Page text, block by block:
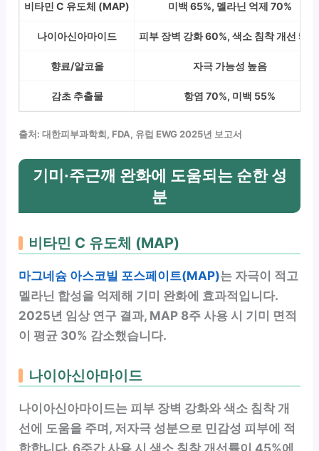
비타민 C 유도체 (MAP) 미백 65%, 멜라닌 억제 70%
나이아신아마이드 피부 장벽 강화 60%, 색소 침착 개선
향료/알코올 자극 가능성 높음
감초 추출물 항염 70%, 미백 55%
출처: 대한피부과학회, FDA, 유럽 EWG 2025년 보고서
기미·주근깨 완화에 도움되는 순한 성
분
비타민 C 유도체 (MAP)
마그네슘 아스코빌 포스페이트(MAP)는 자극이 적고
멜라닌 합성을 억제해 기미 완화에 효과적입니다.
2025년 임상 연구 결과, MAP 8주 사용 시 기미 면적
이 평균 30% 감소했습니다.
나이아신아마이드
나이아신아마이드는 피부 장벽 강화와 색소 침착 개
선에 도움을 주며, 저자극 성분으로 민감성 피부에 적
합합니다. 6주간 사용 시 색소 침착 개선률이 45%에